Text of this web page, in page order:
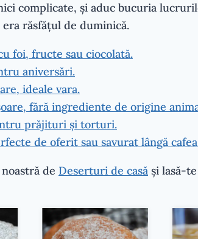
complicate, și aduc bucuria
răsfățul de duminică.
foi, fructe sau ciocolată.
aniversări.
ideale vara.
fără ingrediente de origine
prăjituri și torturi.
de oferit sau savurat lângă
de Deserturi de casă și lasă-